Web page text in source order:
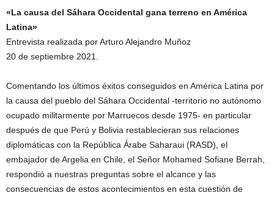
«La causa del Sáhara Occidental gana terreno en América
Latina»
Entrevista realizada por Arturo Alejandro Muñoz
20 de septiembre 2021.
Comentando los últimos éxitos conseguidos en América Latina por
la causa del pueblo del Sáhara Occidental -territorio no autónomo
ocupado militarmente por Marruecos desde 1975- en particular
después de que Perú y Bolivia restablecieran sus relaciones
diplomáticas con la República Árabe Saharaui (RASD), el
embajador de Argelia en Chile, el Señor Mohamed Sofiane Berrah,
respondió a nuestras preguntas sobre el alcance y las
consecuencias de estos acontecimientos en esta cuestión de